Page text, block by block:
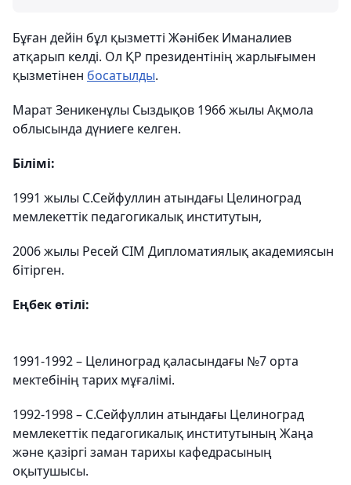
Бұған дейін бұл қызметті Жәнібек Иманалиев
атқарып келді. Ол ҚР президентінің жарлығымен
қызметінен босатылды.
Марат Зеникенұлы Сыздықов 1966 жылы Ақмола
облысында дүниеге келген.
Білімі:
1991 жылы С.Сейфуллин атындағы Целиноград
мемлекеттік педагогикалық институтын,
2006 жылы Ресей СІМ Дипломатиялық академиясын
бітірген.
Еңбек өтілі:
1991-1992 – Целиноград қаласындағы №7 орта
мектебінің тарих мұғалімі.
1992-1998 – С.Сейфуллин атындағы Целиноград
мемлекеттік педагогикалық институтының Жаңа
және қазіргі заман тарихы кафедрасының
оқытушысы.